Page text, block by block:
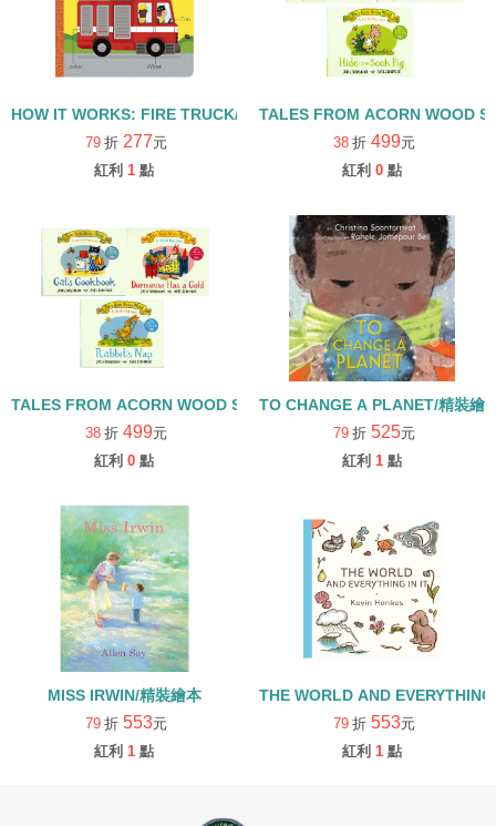
HOW IT WORKS: FIRE TRUCK/硬頁書
79 折 277元
紅利 1 點
TALES FROM ACORN WOOD
38 折 499元
紅利 0 點
TALES FROM ACORN WOOD STORY COLLECTION 生活日常組/
38 折 499元
紅利 0 點
TO CHANGE A PLANET/精裝繪
79 折 525元
紅利 1 點
MISS IRWIN/精裝繪本
79 折 553元
紅利 1 點
THE WORLD AND
79 折 553元
紅利 1 點